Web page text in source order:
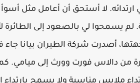
ارتدائه. لا أستحق أن أعامل مثل
يسمحوا لي بالصعود إلى الطائرة
من دالاس فورت وورث إلى ميامي.
ملابس مناسبة ولا يسمح